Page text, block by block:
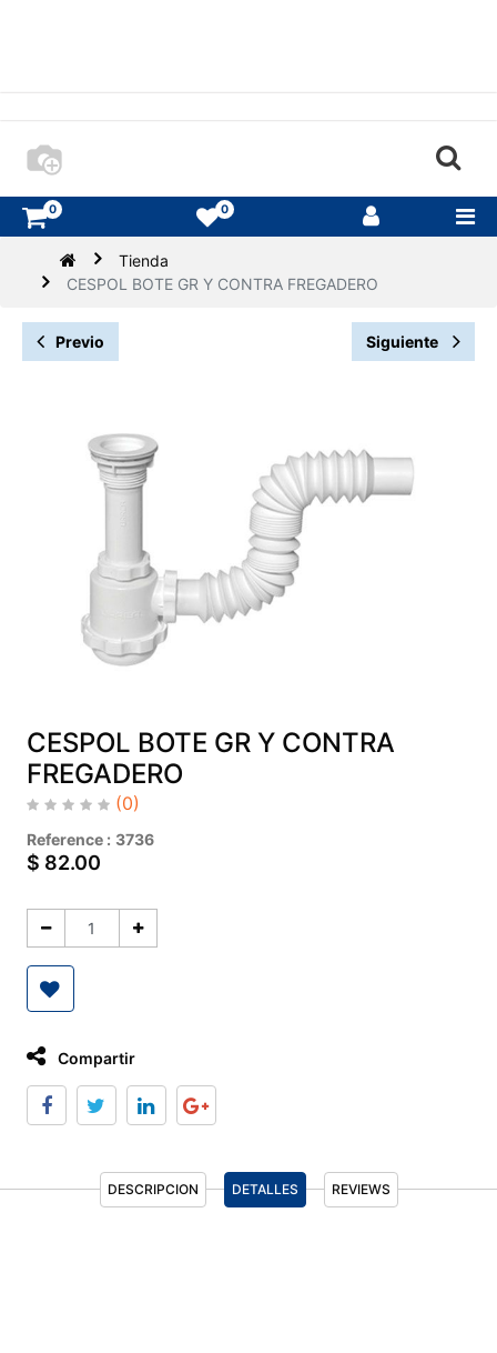
0 0
Tienda
CESPOL BOTE GR Y CONTRA FREGADERO
Previo Siguiente
CESPOL BOTE GR Y CONTRA
FREGADERO
(0)
Reference : 3736
$ 82.00
Compartir
DESCRIPCION DETALLES REVIEWS